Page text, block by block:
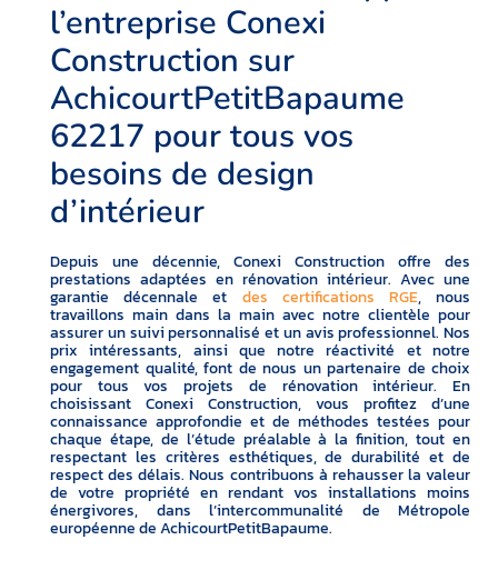
l’entreprise Conexi
Construction sur
AchicourtPetitBapaume
62217 pour tous vos
besoins de design
d’intérieur
Depuis une décennie, Conexi Construction offre des
prestations adaptées en rénovation intérieur. Avec une
garantie décennale et des certifications RGE, nous
travaillons main dans la main avec notre clientèle pour
assurer un suivi personnalisé et un avis professionnel. Nos
prix intéressants, ainsi que notre réactivité et notre
engagement qualité, font de nous un partenaire de choix
pour tous vos projets de rénovation intérieur. En
choisissant Conexi Construction, vous profitez d’une
connaissance approfondie et de méthodes testées pour
chaque étape, de l’étude préalable à la finition, tout en
respectant les critères esthétiques, de durabilité et de
respect des délais. Nous contribuons à rehausser la valeur
de votre propriété en rendant vos installations moins
énergivores, dans l’intercommunalité de Métropole
européenne de AchicourtPetitBapaume.